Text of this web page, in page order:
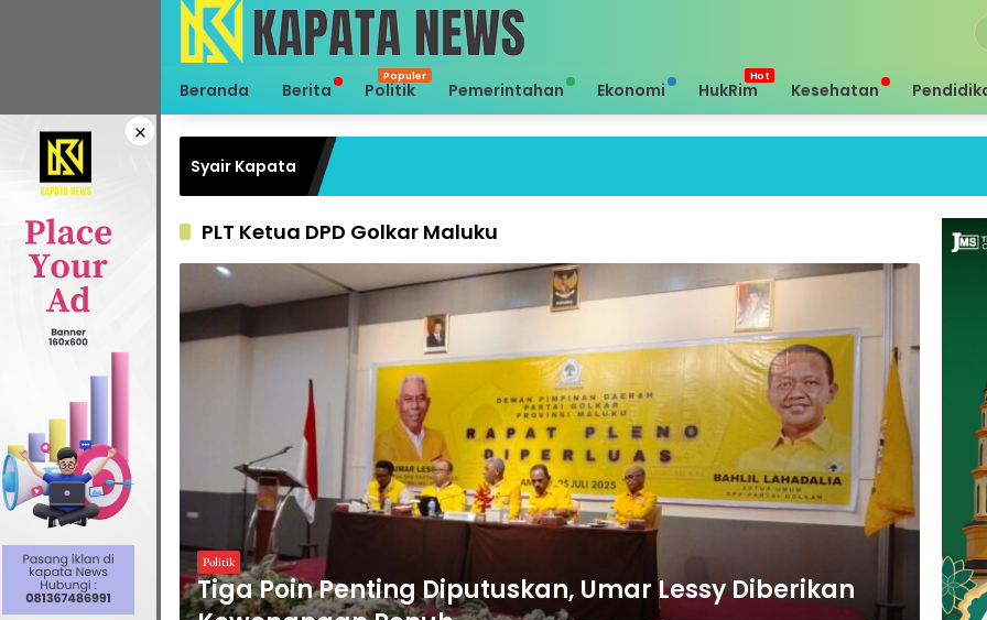
Beranda Berita Politik Pemerintahan Ekonomi HukRim Kesehatan
×
Syair Kapata
PLT Ketua DPD Golkar Maluku
Politik
Tiga Poin Penting Diputuskan, Umar Lessy Diberikan